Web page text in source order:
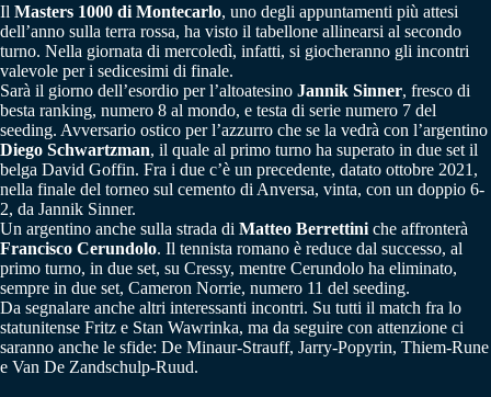
Il Masters 1000 di Montecarlo, uno degli appuntamenti più attesi
dell’anno sulla terra rossa, ha visto il tabellone allinearsi al secondo
turno. Nella giornata di mercoledì, infatti, si giocheranno gli incontri
valevole per i sedicesimi di finale.
Sarà il giorno dell’esordio per l’altoatesino Jannik Sinner, fresco di
besta ranking, numero 8 al mondo, e testa di serie numero 7 del
seeding. Avversario ostico per l’azzurro che se la vedrà con l’argentino
Diego Schwartzman, il quale al primo turno ha superato in due set il
belga David Goffin. Fra i due c’è un precedente, datato ottobre 2021,
nella finale del torneo sul cemento di Anversa, vinta, con un doppio 6-
2, da Jannik Sinner.
Un argentino anche sulla strada di Matteo Berrettini che affronterà
Francisco Cerundolo. Il tennista romano è reduce dal successo, al
primo turno, in due set, su Cressy, mentre Cerundolo ha eliminato,
sempre in due set, Cameron Norrie, numero 11 del seeding.
Da segnalare anche altri interessanti incontri. Su tutti il match fra lo
statunitense Fritz e Stan Wawrinka, ma da seguire con attenzione ci
saranno anche le sfide: De Minaur-Strauff, Jarry-Popyrin, Thiem-Rune
e Van De Zandschulp-Ruud.